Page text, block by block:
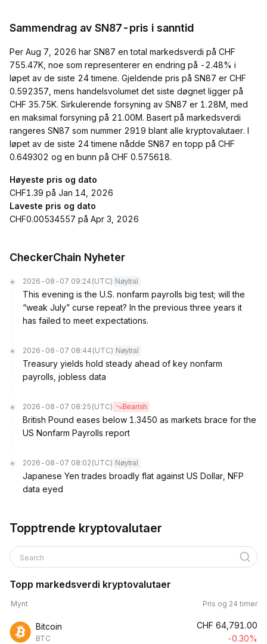
Sammendrag av SN87-pris i sanntid
Per Aug 7, 2026 har SN87 en total markedsverdi på CHF
755.47K, noe som representerer en endring på -2.48% i
løpet av de siste 24 timene. Gjeldende pris på SN87 er CHF
0.592357, mens handelsvolumet det siste døgnet ligger på
CHF 35.75K. Sirkulerende forsyning av SN87 er 1.28M, med
en maksimal forsyning på 21.00M. Basert på markedsverdi
rangeres SN87 som nummer 2919 blant alle kryptovalutaer. I
løpet av de siste 24 timene nådde SN87 en topp på CHF
0.649302 og en bunn på CHF 0.575618.
Høyeste pris og dato
CHF1.39 på Jan 14, 2026
Laveste pris og dato
CHF0.00534557 på Apr 3, 2026
CheckerChain Nyheter
2026-08-07 09:24 (UTC) Nøytral
This evening is the U.S. nonfarm payrolls big test; will the
“weak July” curse repeat? In the previous three years it
has failed to meet expectations.
2026-08-07 08:44 (UTC) Nøytral
Treasury yields hold steady ahead of key nonfarm
payrolls, jobless data
2026-08-07 08:25 (UTC) Bearish
British Pound eases below 1.3450 as markets brace for the
US Nonfarm Payrolls report
2026-08-07 08:02 (UTC) Nøytral
Japanese Yen trades broadly flat against US Dollar, NFP
data eyed
Topptrende kryptovalutaer
Search
Topp markedsverdi kryptovalutaer
Mynt Pris og 24 timer
Bitcoin
BTC
CHF 64,791.00
-0.30%